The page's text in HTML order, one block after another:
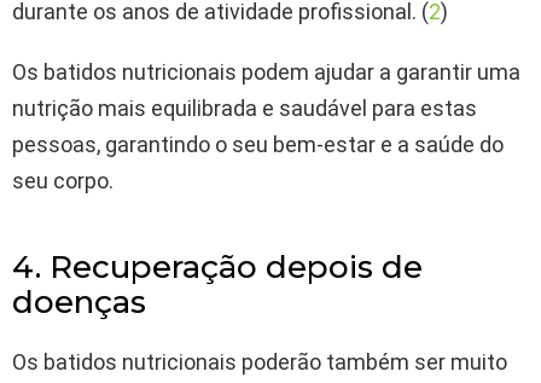
durante os anos de atividade profissional. (2)
Os batidos nutricionais podem ajudar a garantir uma
nutrição mais equilibrada e saudável para estas
pessoas, garantindo o seu bem-estar e a saúde do
seu corpo.
4. Recuperação depois de
doenças
Os batidos nutricionais poderão também ser muito